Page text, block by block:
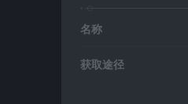
名称
获取途径